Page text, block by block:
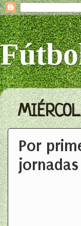
Por